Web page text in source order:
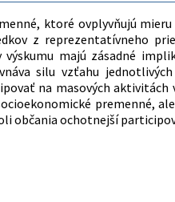
ktoré ovplyvňujú
z reprezentatívneho
majú zásadné
silu vzťahu
na masových
premenné,
občania ochotnejší